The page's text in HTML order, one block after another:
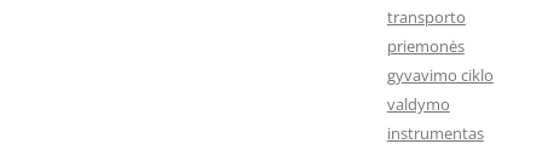
transporto
priemonės
gyvavimo ciklo
valdymo
instrumentas